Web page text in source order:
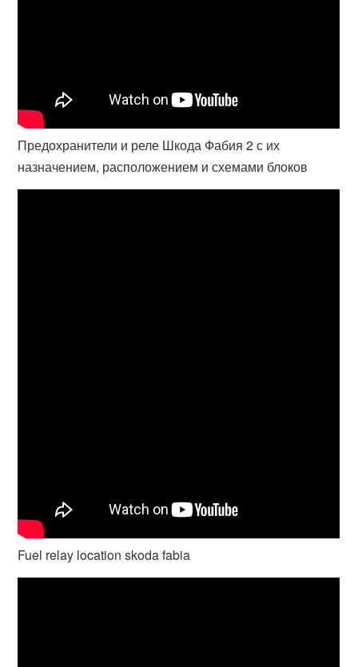
Предохранители и реле Шкода Фабия 2 с их
назначением, расположением и схемами блоков
Fuel relay location skoda fabia